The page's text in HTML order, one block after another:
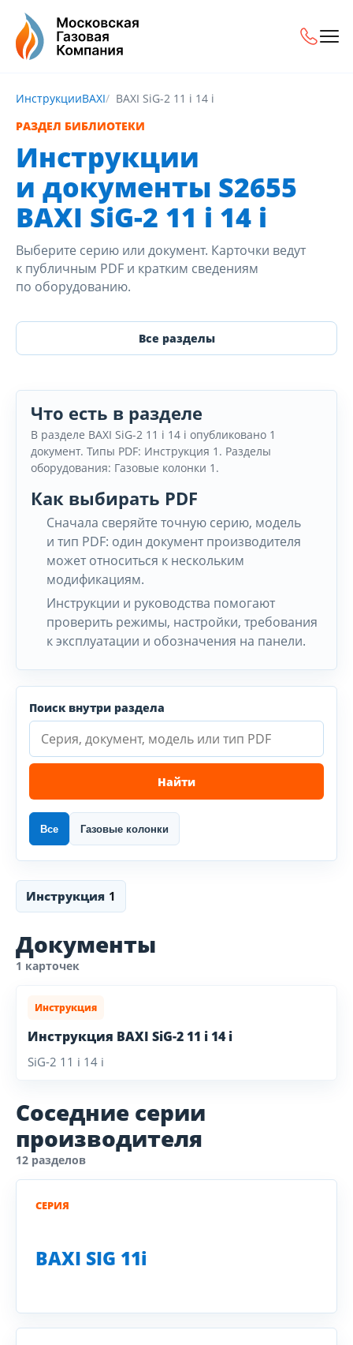
ИнструкцииBAXI
BAXI SiG-2 11 i 14 i
РАЗДЕЛ БИБЛИОТЕКИ
Инструкции
и документы S2655
BAXI SiG-2 11 i 14 i
Выберите серию или документ. Карточки ведут
к публичным PDF и кратким сведениям
по оборудованию.
Все разделы
Что есть в разделе
В разделе BAXI SiG-2 11 i 14 i опубликовано 1
документ. Типы PDF: Инструкция 1. Разделы
оборудования: Газовые колонки 1.
Как выбирать PDF
Сначала сверяйте точную серию, модель
и тип PDF: один документ производителя
может относиться к нескольким
модификациям.
Инструкции и руководства помогают
проверить режимы, настройки, требования
к эксплуатации и обозначения на панели.
Поиск внутри раздела
Найти
Все Газовые колонки
Инструкция 1
Документы
1 карточек
Инструкция
Инструкция BAXI SiG-2 11 i 14 i
SiG-2 11 i 14 i
Соседние серии
производителя
12 разделов
СЕРИЯ
BAXI SIG 11i